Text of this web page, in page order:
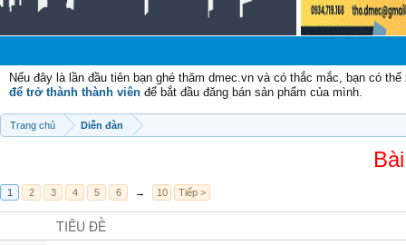
Nếu đây là lần đầu tiên bạn ghé thăm dmec.vn và có thắc mắc, bạn có
để trở thành thành viên để bắt đầu đăng bán sản phẩm của mình.
Trang chủ Diễn đàn
1 2 3 4 5 6 → 10 Tiếp >
TIÊU ĐỀ